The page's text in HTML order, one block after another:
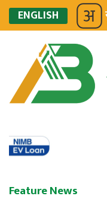
ENGLISH
Feature News